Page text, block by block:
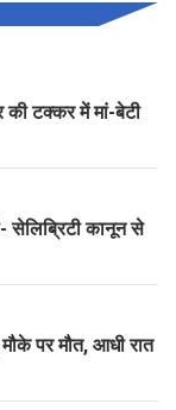
टक्कर में मां-बेटी
सेलिब्रिटी कानून से
पर मौत, आधी रात